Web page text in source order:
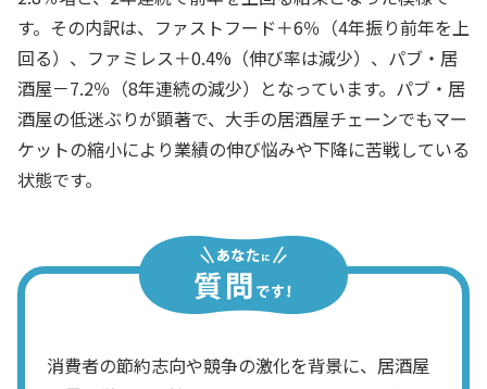
す。その内訳は、ファストフード＋6％（4年振り前年を上
回る）、ファミレス＋0.4%（伸び率は減少）、パブ・居
酒屋－7.2％（8年連続の減少）となっています。パブ・居
酒屋の低迷ぶりが顕著で、大手の居酒屋チェーンでもマー
ケットの縮小により業績の伸び悩みや下降に苦戦している
状態です。
消費者の節約志向や競争の激化を背景に、居酒屋